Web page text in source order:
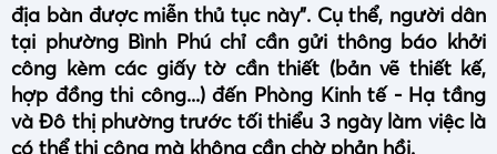
địa bàn được miễn thủ tục này". Cụ thể, người dân
tại phường Bình Phú chỉ cần gửi thông báo khởi
công kèm các giấy tờ cần thiết (bản vẽ thiết kế,
hợp đồng thi công...) đến Phòng Kinh tế - Hạ tầng
và Đô thị phường trước tối thiểu 3 ngày làm việc là
có thể thi công mà không cần chờ phản hồi.